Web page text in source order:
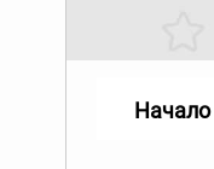
Начало